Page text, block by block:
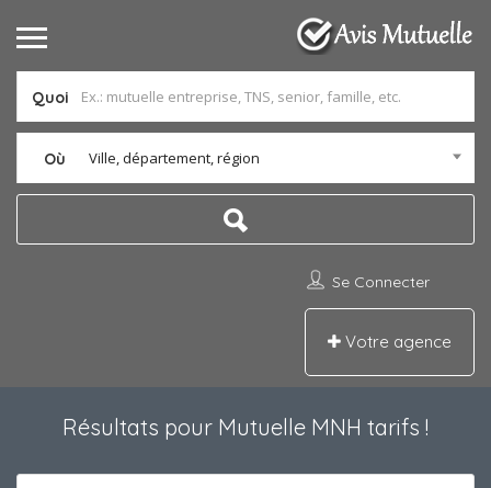
Quoi
Où Ville, département, région
Se Connecter
Votre agence
Résultats pour Mutuelle MNH tarifs !